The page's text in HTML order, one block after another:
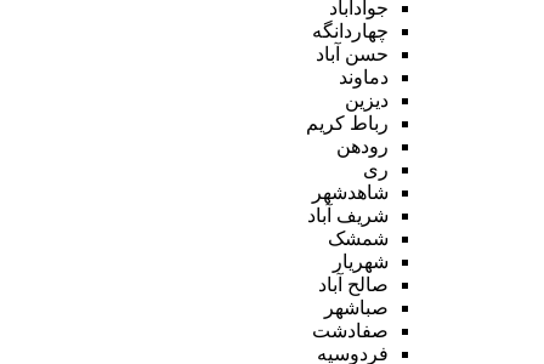
جوادآباد
چهاردانگه
حسن آباد
دماوند
دیزین
رباط کریم
رودهن
ری
شاهدشهر
شریف آباد
شمشک
شهریار
صالح آباد
صباشهر
صفادشت
فردوسیه